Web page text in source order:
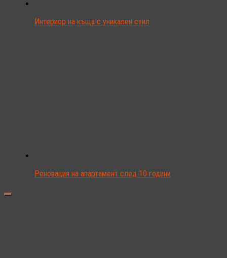
Интериор на къща с уникален стил
Реновация на апартамент след 10 години